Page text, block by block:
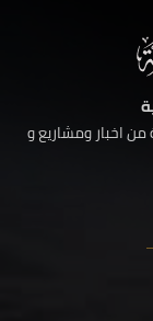
اخبار ومشاريع و